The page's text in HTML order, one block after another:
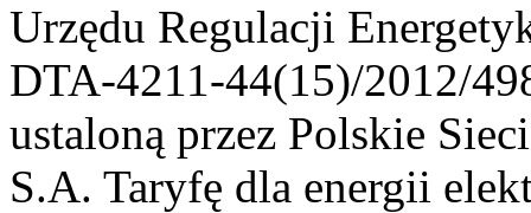
Urzędu Regulacji
DTA-4211-44(15)/2012/
ustaloną przez Polskie
S.A. Taryfę dla energii